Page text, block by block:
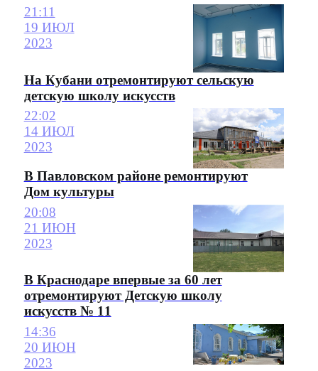
21:11
19 ИЮЛ
2023
На Кубани отремонтируют сельскую
детскую школу искусств
22:02
14 ИЮЛ
2023
В Павловском районе ремонтируют
Дом культуры
20:08
21 ИЮН
2023
В Краснодаре впервые за 60 лет
отремонтируют Детскую школу
искусств № 11
14:36
20 ИЮН
2023